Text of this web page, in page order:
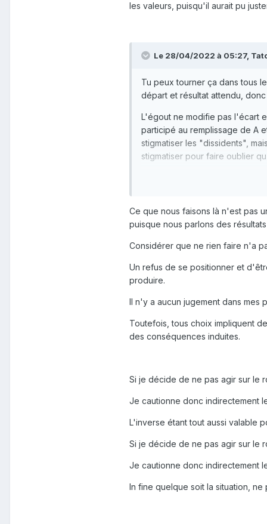
les valeurs, puisqu'il aurait pu
Le 28/04/2022 à 05:27,
Tu peux tourner ça dans tous
départ et résultat attendu,
L'égout ne modifie pas l'écart
participé au remplissage de A
stigmatiser les "dissidents",
stigmatiser pour faire oublier
Ce que nous faisons là n'est pas
puisque nous parlons des
Considérer que ne rien faire n'a
Un refus de se positionner et
produire.
Il n'y a aucun jugement dans mes
Toutefois, tous choix impliquent
des conséquences induites.
Si je décide de ne pas agir sur le
Je cautionne donc indirectement
L'inverse étant tout aussi valable
Si je décide de ne pas agir sur le
Je cautionne donc indirectement
In fine quelque soit la situation,